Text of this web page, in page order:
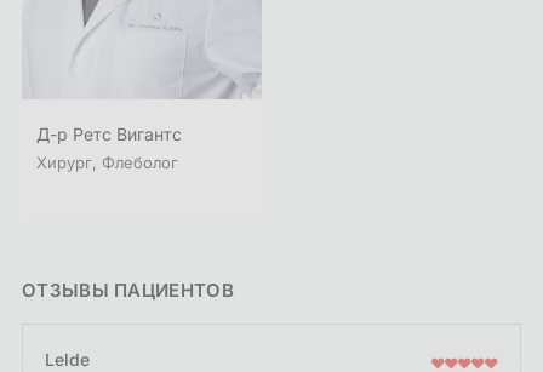
Д-р Ретс Вигантс
Хирург, Флеболог
ОТЗЫВЫ ПАЦИЕНТОВ
Lelde